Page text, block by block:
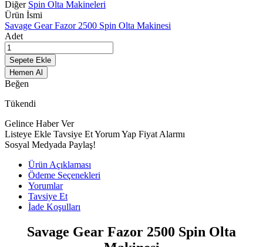
Diğer Spin Olta Makineleri
Ürün İsmi
Savage Gear Fazor 2500 Spin Olta Makinesi
Adet
Sepete Ekle
Hemen Al
Beğen
Tükendi
Gelince Haber Ver
Listeye Ekle Tavsiye EtYorum Yap Fiyat Alarmı
Sosyal Medyada Paylaş!
Ürün Açıklaması
Ödeme Seçenekleri
Yorumlar
Tavsiye Et
İade Koşulları
Savage Gear Fazor 2500 Spin Olta